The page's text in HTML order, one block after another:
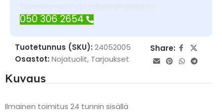
Tarvitsetko apua? Ota yhteyttä WhatsAppilla
050 306 2654
Tuotetunnus (SKU): 24052005
Osastot: Nojatuolit, Tarjoukset
Share:
Kuvaus
Ilmainen toimitus 24 tunnin sisällä